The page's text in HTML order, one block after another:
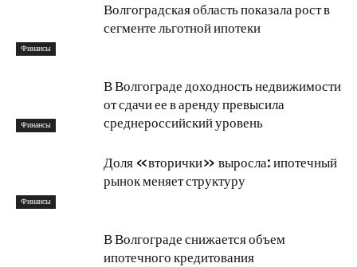
Финансы
Волгоградская область показала рост в
сегменте льготной ипотеки
Финансы
В Волгограде доходность недвижимости
от сдачи ее в аренду превысила
среднероссийский уровень
Финансы
Доля «вторички» выросла: ипотечный
рынок меняет структуру
В Волгограде снижается объем
ипотечного кредитования